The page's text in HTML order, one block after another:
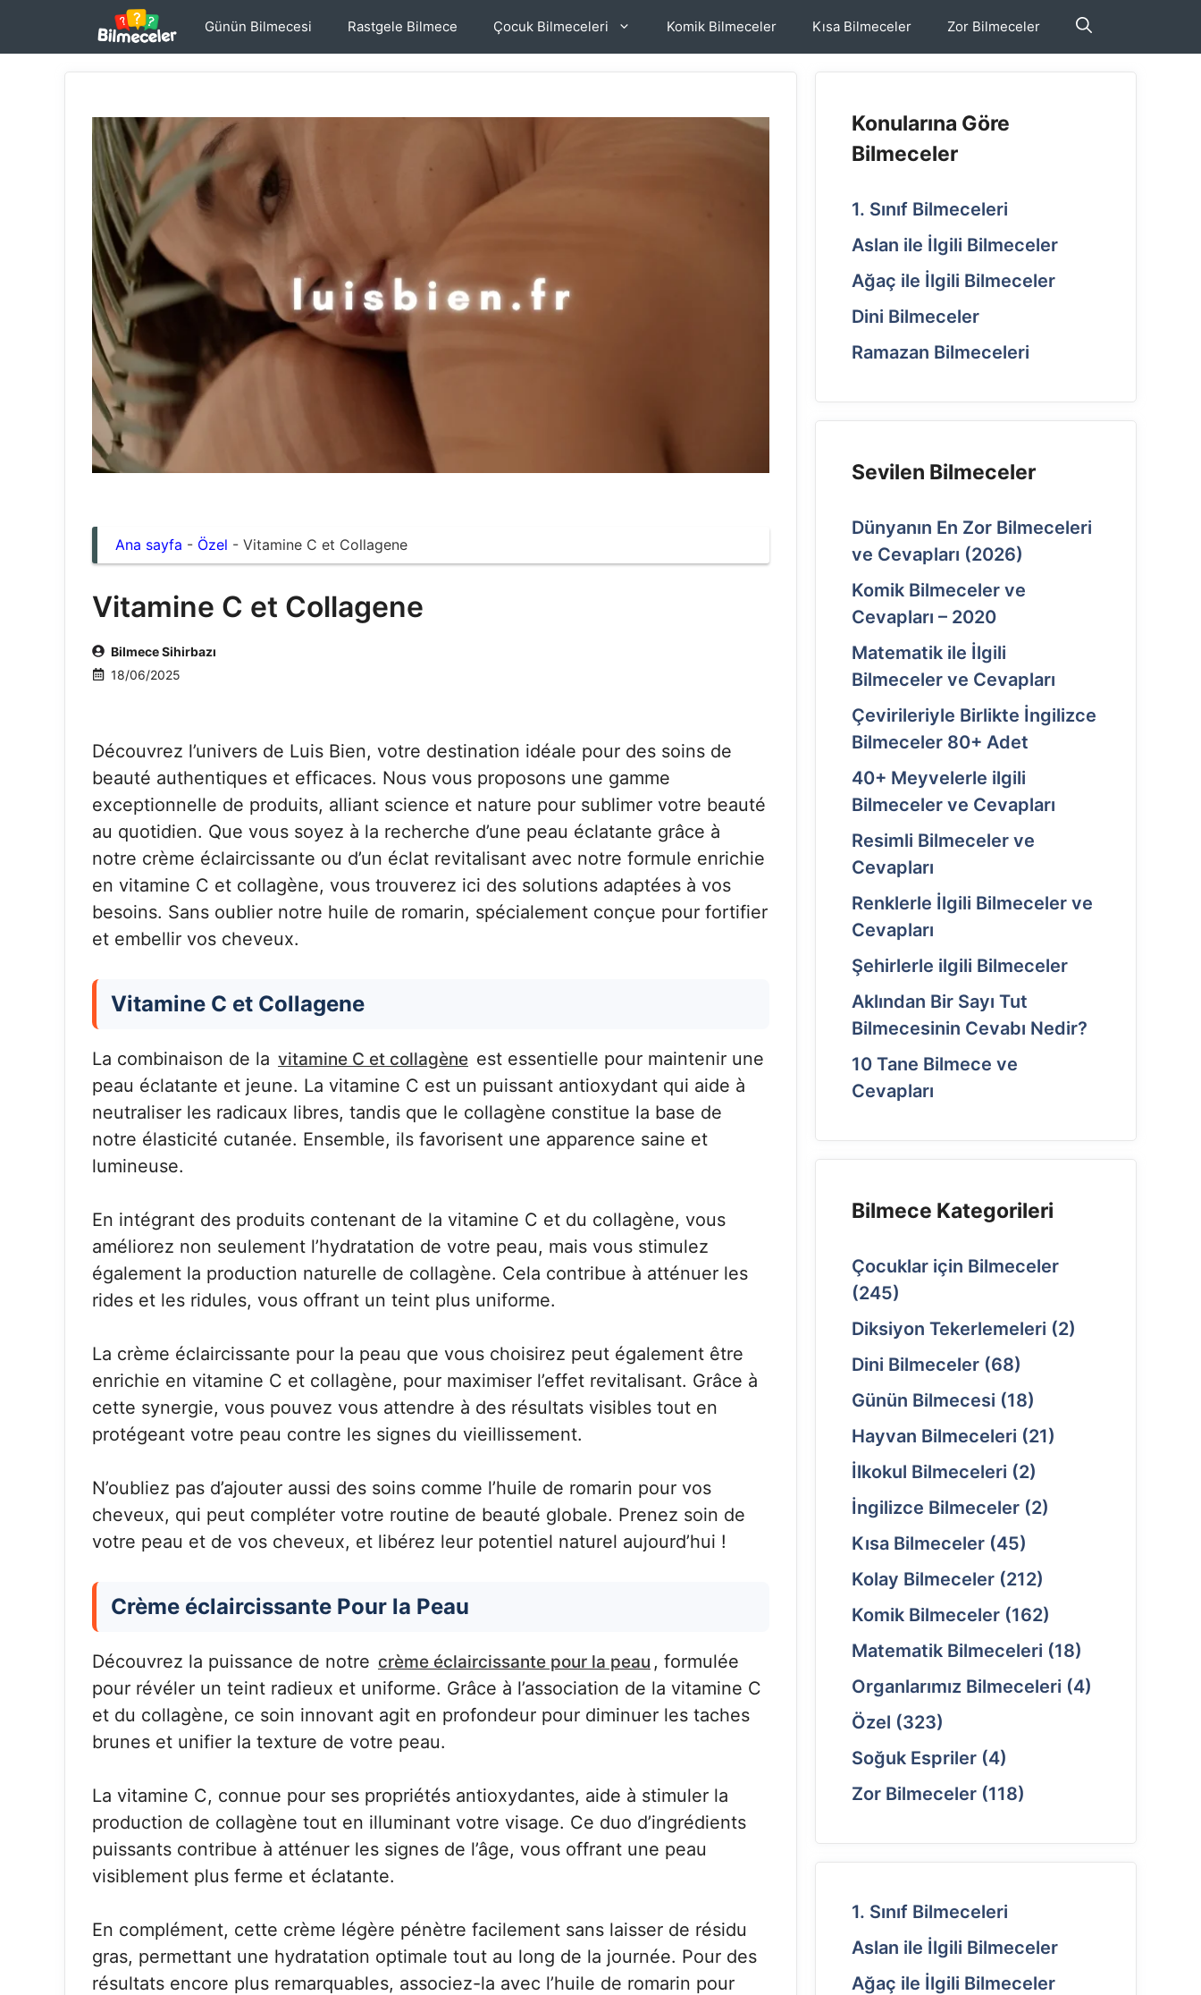
Günün Bilmecesi Rastgele Bilmece Çocuk Bilmeceleri Komik Bilmeceler Kısa Bilmeceler Zor Bilmeceler
Ana sayfa - Özel - Vitamine C et Collagene
Vitamine C et Collagene
Bilmece Sihirbazı
18/06/2025
Découvrez l’univers de Luis Bien, votre destination idéale pour des soins de
beauté authentiques et efficaces. Nous vous proposons une gamme
exceptionnelle de produits, alliant science et nature pour sublimer votre beauté
au quotidien. Que vous soyez à la recherche d’une peau éclatante grâce à
notre crème éclaircissante ou d’un éclat revitalisant avec notre formule enrichie
en vitamine C et collagène, vous trouverez ici des solutions adaptées à vos
besoins. Sans oublier notre huile de romarin, spécialement conçue pour fortifier
et embellir vos cheveux.
Vitamine C et Collagene
La combinaison de la vitamine C et collagène est essentielle pour maintenir une
peau éclatante et jeune. La vitamine C est un puissant antioxydant qui aide à
neutraliser les radicaux libres, tandis que le collagène constitue la base de
notre élasticité cutanée. Ensemble, ils favorisent une apparence saine et
lumineuse.
En intégrant des produits contenant de la vitamine C et du collagène, vous
améliorez non seulement l’hydratation de votre peau, mais vous stimulez
également la production naturelle de collagène. Cela contribue à atténuer les
rides et les ridules, vous offrant un teint plus uniforme.
La crème éclaircissante pour la peau que vous choisirez peut également être
enrichie en vitamine C et collagène, pour maximiser l’effet revitalisant. Grâce à
cette synergie, vous pouvez vous attendre à des résultats visibles tout en
protégeant votre peau contre les signes du vieillissement.
N’oubliez pas d’ajouter aussi des soins comme l’huile de romarin pour vos
cheveux, qui peut compléter votre routine de beauté globale. Prenez soin de
votre peau et de vos cheveux, et libérez leur potentiel naturel aujourd’hui !
Crème éclaircissante Pour la Peau
Découvrez la puissance de notre crème éclaircissante pour la peau , formulée
pour révéler un teint radieux et uniforme. Grâce à l’association de la vitamine C
et du collagène, ce soin innovant agit en profondeur pour diminuer les taches
brunes et unifier la texture de votre peau.
La vitamine C, connue pour ses propriétés antioxydantes, aide à stimuler la
production de collagène tout en illuminant votre visage. Ce duo d’ingrédients
puissants contribue à atténuer les signes de l’âge, vous offrant une peau
visiblement plus ferme et éclatante.
En complément, cette crème légère pénètre facilement sans laisser de résidu
gras, permettant une hydratation optimale tout au long de la journée. Pour des
résultats encore plus remarquables, associez-la avec l’huile de romarin pour
Konularına Göre
Bilmeceler
1. Sınıf Bilmeceleri
Aslan ile İlgili Bilmeceler
Ağaç ile İlgili Bilmeceler
Dini Bilmeceler
Ramazan Bilmeceleri
Sevilen Bilmeceler
Dünyanın En Zor Bilmeceleri
ve Cevapları (2026)
Komik Bilmeceler ve
Cevapları – 2020
Matematik ile İlgili
Bilmeceler ve Cevapları
Çevirileriyle Birlikte İngilizce
Bilmeceler 80+ Adet
40+ Meyvelerle ilgili
Bilmeceler ve Cevapları
Resimli Bilmeceler ve
Cevapları
Renklerle İlgili Bilmeceler ve
Cevapları
Şehirlerle ilgili Bilmeceler
Aklından Bir Sayı Tut
Bilmecesinin Cevabı Nedir?
10 Tane Bilmece ve
Cevapları
Bilmece Kategorileri
Çocuklar için Bilmeceler
(245)
Diksiyon Tekerlemeleri (2)
Dini Bilmeceler (68)
Günün Bilmecesi (18)
Hayvan Bilmeceleri (21)
İlkokul Bilmeceleri (2)
İngilizce Bilmeceler (2)
Kısa Bilmeceler (45)
Kolay Bilmeceler (212)
Komik Bilmeceler (162)
Matematik Bilmeceleri (18)
Organlarımız Bilmeceleri (4)
Özel (323)
Soğuk Espriler (4)
Zor Bilmeceler (118)
1. Sınıf Bilmeceleri
Aslan ile İlgili Bilmeceler
Ağaç ile İlgili Bilmeceler